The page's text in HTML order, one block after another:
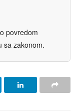
povredom
sa zakonom.